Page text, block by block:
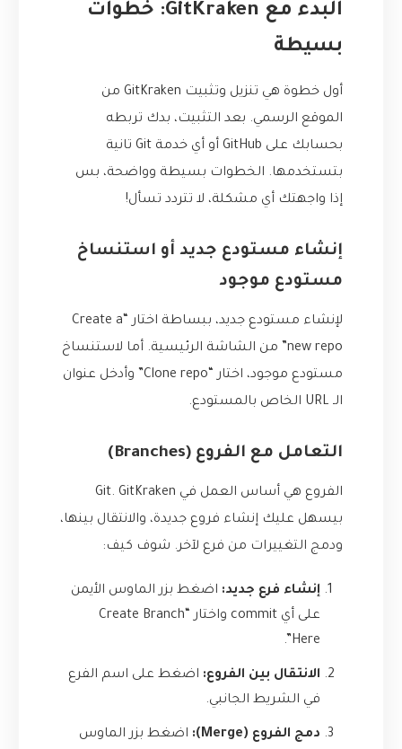
البدء مع GitKraken: خطوات
بسيطة
أول خطوة هي تنزيل وتثبيت GitKraken من
الموقع الرسمي. بعد التثبيت، بدك تربطه
بحسابك على GitHub أو أي خدمة Git تانية
بتستخدمها. الخطوات بسيطة وواضحة، بس
إذا واجهتك أي مشكلة، لا تتردد تسأل!
إنشاء مستودع جديد أو استنساخ
مستودع موجود
لإنشاء مستودع جديد، ببساطة اختار “Create a
new repo” من الشاشة الرئيسية. أما لاستنساخ
مستودع موجود، اختار “Clone repo” وأدخل عنوان
الـ URL الخاص بالمستودع.
التعامل مع الفروع (Branches)
الفروع هي أساس العمل في Git. GitKraken
بيسهل عليك إنشاء فروع جديدة، والانتقال بينها،
ودمج التغييرات من فرع لآخر. شوف كيف:
إنشاء فرع جديد: اضغط بزر الماوس الأيمن
على أي commit واختار “Create Branch
Here”.
الانتقال بين الفروع: اضغط على اسم الفرع
في الشريط الجانبي.
دمج الفروع (Merge):
اضغط بزر الماوس